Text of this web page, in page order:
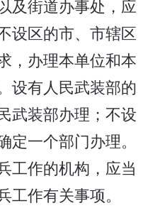
及街道办事处，应
设区的市、市辖区
，办理本单位和本
设有人民武装部的
武装部办理；不设
定一个部门办理。
工作的机构，应当
作有关事项。